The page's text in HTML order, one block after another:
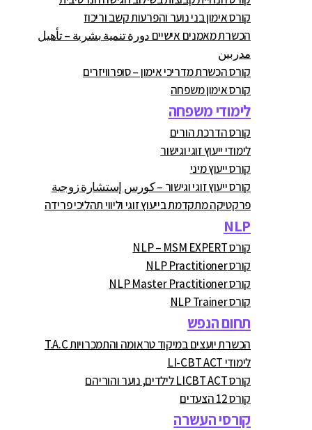
קורס אימון בני נוער והפרעות קשב וריכוז
הכשרת מאמנים אישיים دورة تنمية بشرية – تأهيل
مدربين
קורס הכשרת מדריכי אימון – סופרוויזרים
קורס אימון משפחה
לימודי משפחה
קורס הדרכת הורים
לימודי ייעוץ זוגי וגישור
קורס ייעוץ מיני
קורס ייעוץ זוגי וגישור – كورس إستشارة زوجية
פרקטיקה מתקדמת בייעוץ זוגי וליווי תהליכי פרידה
NLP
קורס NLP – MSM EXPERT
קורס NLP Practitioner
קורס NLP Master Practitioner
קורס NLP Trainer
תחום הנפש
הכשרת יועצים במיקוד טראומה והתמכרויות T.A.C
לימודי LI-CBT ACT
קורס LICBT ACT לילדים, נוער והוריהם
קורס 12 הצעדים
קורסי העשרה